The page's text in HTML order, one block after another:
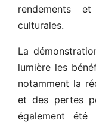
rendements
culturales.
La
lumière les
notamment la
et des pertes
également été